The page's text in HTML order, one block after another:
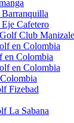
Cafetero
Club
en Colombia
en Colombia
en Colombia
Fizebad
La Sabana